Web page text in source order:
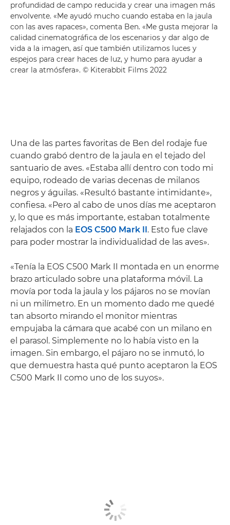
profundidad de campo reducida y crear una imagen más
envolvente. «Me ayudó mucho cuando estaba en la jaula
con las aves rapaces», comenta Ben. «Me gusta mejorar la
calidad cinematográfica de los escenarios y dar algo de
vida a la imagen, así que también utilizamos luces y
espejos para crear haces de luz, y humo para ayudar a
crear la atmósfera». © Kiterabbit Films 2022
Una de las partes favoritas de Ben del rodaje fue
cuando grabó dentro de la jaula en el tejado del
santuario de aves. «Estaba allí dentro con todo mi
equipo, rodeado de varias decenas de milanos
negros y águilas. «Resultó bastante intimidante»,
confiesa. «Pero al cabo de unos días me aceptaron
y, lo que es más importante, estaban totalmente
relajados con la EOS C500 Mark II . Esto fue clave
para poder mostrar la individualidad de las aves».
«Tenía la EOS C500 Mark II montada en un enorme
brazo articulado sobre una plataforma móvil. La
movía por toda la jaula y los pájaros no se movían
ni un milímetro. En un momento dado me quedé
tan absorto mirando el monitor mientras
empujaba la cámara que acabé con un milano en
el parasol. Simplemente no lo había visto en la
imagen. Sin embargo, el pájaro no se inmutó, lo
que demuestra hasta qué punto aceptaron la EOS
C500 Mark II como uno de los suyos».